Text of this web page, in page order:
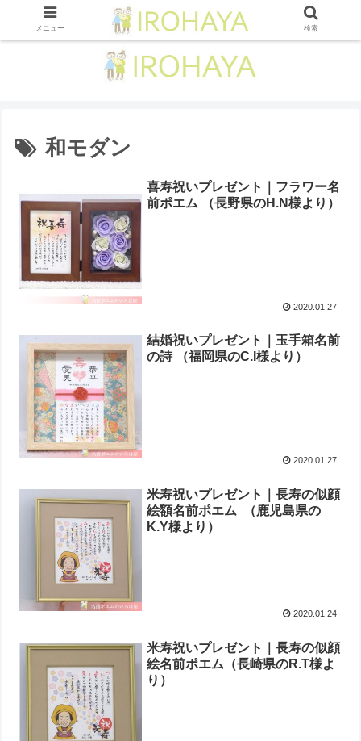
和モダン
喜寿祝いプレゼント｜フラワー名
前ポエム （長野県のH.N様より ）
2020.01.27
結婚祝いプレゼント｜玉手箱名前
の詩 （福岡県のC.I様より ）
2020.01.27
米寿祝いプレゼント｜長寿の似顔
絵額名前ポエム （鹿児島県の
K.Y様より ）
2020.01.24
米寿祝いプレゼント｜長寿の似顔
絵名前ポエム（長崎県のR.T様よ
り ）
メニュー 検索